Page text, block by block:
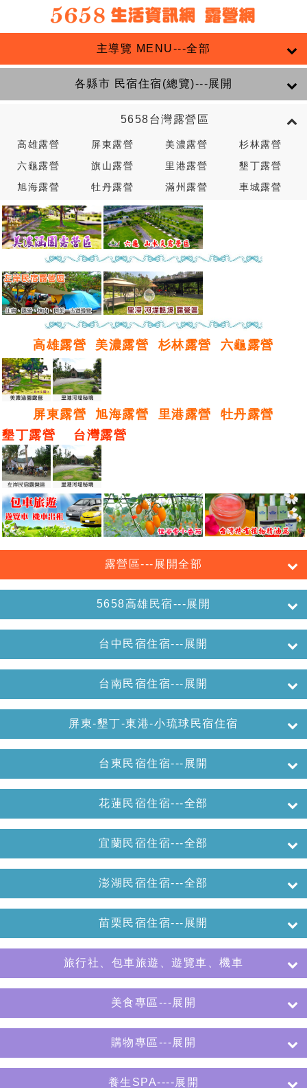
主導覽 MENU---全部
各縣市 民宿住宿(總覽)---展開
5658台灣露營區
高雄露營 屏東露營 美濃露營 杉林露營
六龜露營 旗山露營 里港露營 墾丁露營
旭海露營 牡丹露營 滿州露營 車城露營
高雄露營 美濃露營 杉林露營 六龜露營
屏東露營 旭海露營 里港露營
牡丹露營
墾丁露營
台灣露營
露營區---展開全部
5658高雄民宿---展開
台中民宿住宿---展開
台南民宿住宿---展開
屏東-墾丁-東港-小琉球民宿住宿
台東民宿住宿---展開
花蓮民宿住宿---全部
宜蘭民宿住宿---全部
澎湖民宿住宿---全部
苗栗民宿住宿---展開
旅行社、包車旅遊、遊覽車、機車
美食專區---展開
購物專區---展開
養生SPA----展開